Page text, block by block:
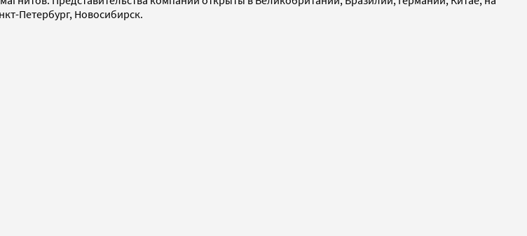
Петербург, Новосибирск.